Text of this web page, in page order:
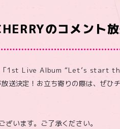
のコメント放
、「1st Live Album “Let’s
決定！お立ち寄りの際は、ぜひチ
います。ご了承ください。